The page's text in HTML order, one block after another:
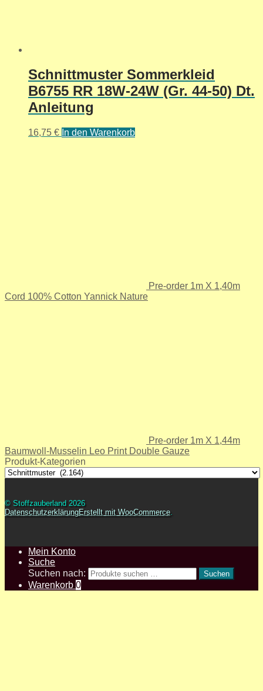
Schnittmuster Sommerkleid
B6755 RR 18W-24W (Gr. 44-50) Dt.
Anleitung
16,75 € In den Warenkorb
Pre-order 1m X 1,40m
Cord 100% Cotton Yannick Nature
Pre-order 1m X 1,44m
Baumwoll-Musselin Leo Print Double Gauze
Produkt-Kategorien
© Stoffzauberland 2026
DatenschutzerklärungErstellt mit WooCommerce.
Mein Konto
Suche
Suchen nach:
Suchen
Warenkorb 0